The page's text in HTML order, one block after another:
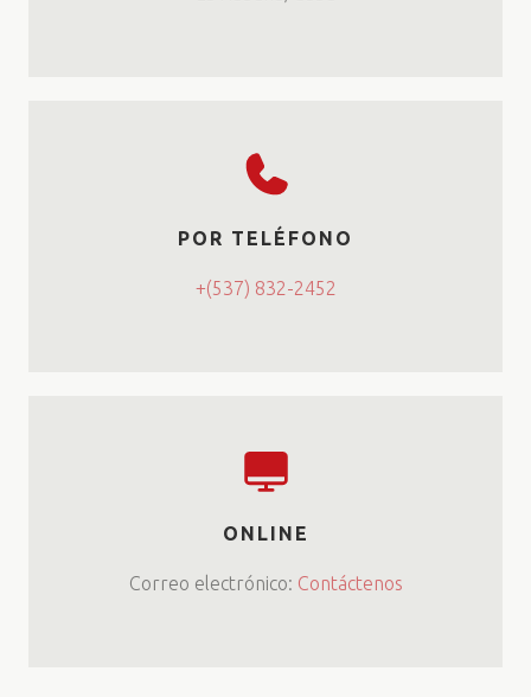
POR TELÉFONO
+(537) 832-2452
ONLINE
Correo electrónico: Contáctenos